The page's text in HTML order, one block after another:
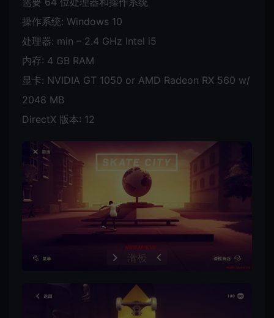
操作系统: Windows 10
处理器: min – 2.4 GHz Intel i5
内存: 4 GB RAM
显卡: NVIDIA GT 1050 or AMD Radeon RX 560 w/
2048 MB
DirectX 版本: 12